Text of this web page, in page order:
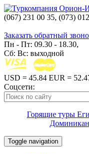
(067) 231 00 35, (073)
Заказать обратный
Пн - Пт: 09.30 - 18.30,
Сб: Вс: выходной
USD = 45.84 EUR =
Соцсети:
Горящие туры
Toggle navigation